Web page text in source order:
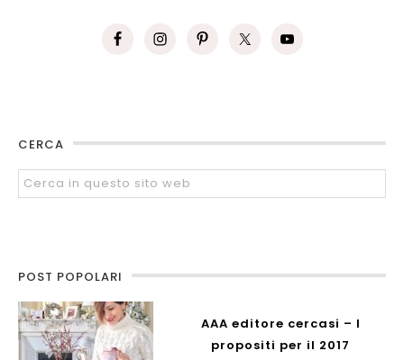
CERCA
POST POPOLARI
AAA editore cercasi – I
propositi per il 2017